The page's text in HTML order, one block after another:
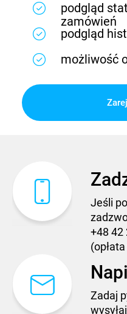
podgląd
zamówień
podgląd
możliwość
Jeśli
+48 42
Zadaj